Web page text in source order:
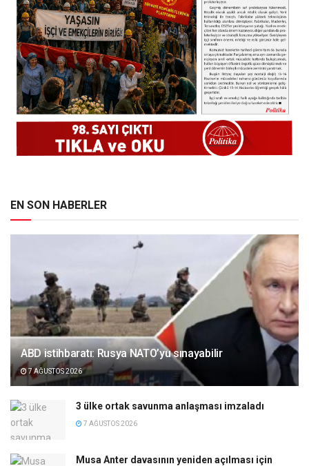
EN SON HABERLER
ABD istihbaratı: Rusya NATO’yu sınayabilir
7 AĞUSTOS 2026
3 ülke ortak savunma anlaşması imzaladı
7 AĞUSTOS 2026
Musa Anter davasının yeniden açılması için